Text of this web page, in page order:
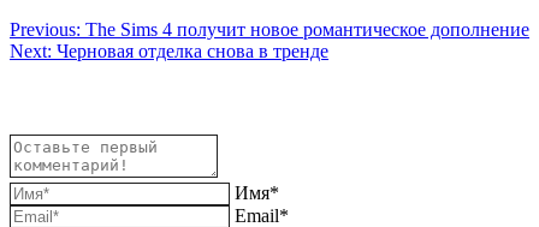
Навигация
по
Previous: The Sims 4 получит новое романтическое дополнение
Next: Черновая отделка снова в тренде
Имя*
Email*